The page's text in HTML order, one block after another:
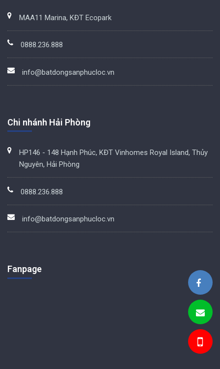
MAA11 Marina, KĐT Ecopark
0888.236.888
info@batdongsanphucloc.vn
Chi nhánh Hải Phòng
HP146 - 148 Hạnh Phúc, KĐT Vinhomes Royal Island, Thủy
Nguyên, Hải Phòng
0888.236.888
info@batdongsanphucloc.vn
Fanpage